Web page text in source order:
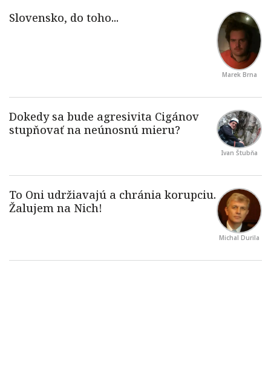
Marek Brna
Ivan Štubňa
Michal Durila